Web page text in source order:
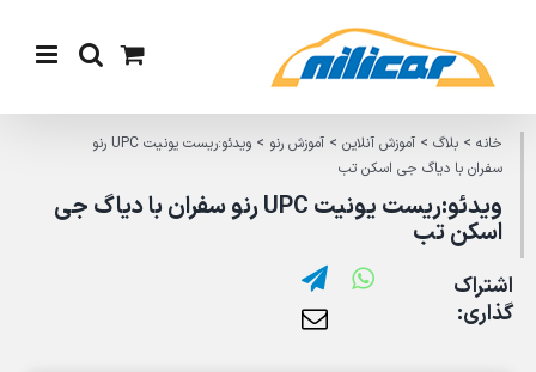
content
خانه> بلاگ> آموزش آنلاین> آموزش رنو >
ویدئو:ریست یونیت UPC رنو
سفران با دیاگ جی اسکن تب
ویدئو:ریست یونیت UPC رنو سفران با دیاگ جی
اسکن تب
اشتراک
گذاری: